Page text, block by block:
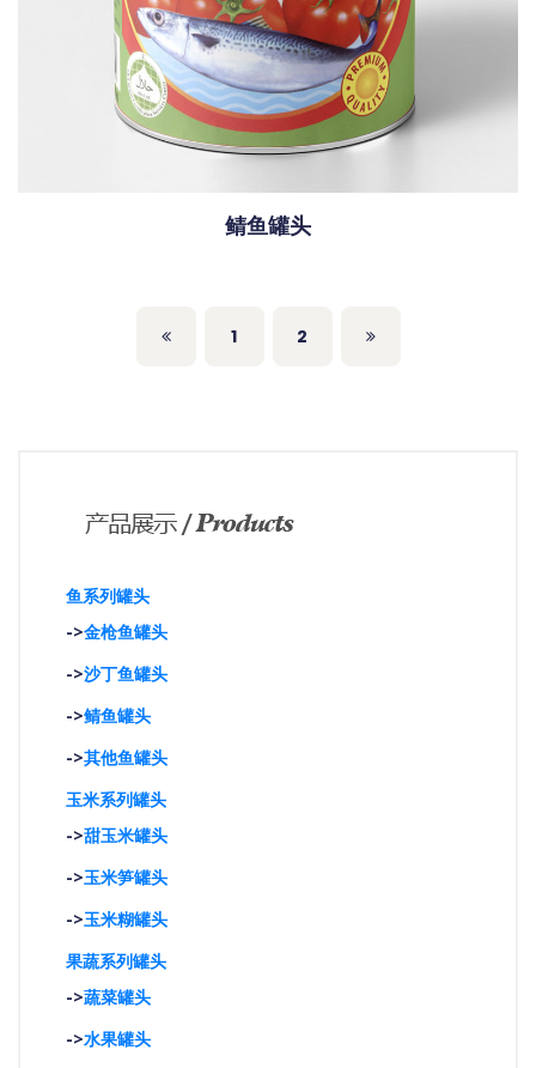
鲭鱼罐头
1 2
鱼系列罐头
->金枪鱼罐头
->沙丁鱼罐头
->鲭鱼罐头
->其他鱼罐头
玉米系列罐头
->甜玉米罐头
->玉米笋罐头
->玉米糊罐头
果蔬系列罐头
->蔬菜罐头
->水果罐头